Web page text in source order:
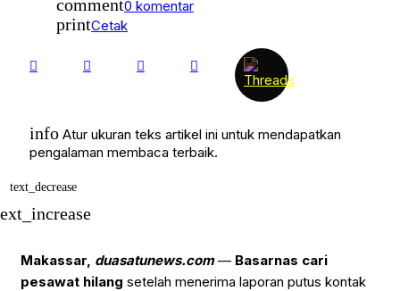
comment0 komentar
printCetak
info Atur ukuran teks artikel ini untuk mendapatkan
pengalaman membaca terbaik.
text_decrease
Makassar, duasatunews.com— Basarnas cari
pesawat hilang setelah menerima laporan putus kontak